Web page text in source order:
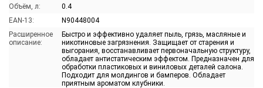
Объём, л:
0.4
EAN-13:
N90448004
Расширенное
описание:
Быстро и эффективно удаляет пыль, грязь, масляные и
никотиновые загрязнения. Защищает от старения и
выгорания, восстанавливает первоначальную структуру,
обладает антистатическим эффектом. Предназначен для
обработки пластиковых и виниловых деталей салона.
Подходит для молдингов и бамперов. Обладает
приятным ароматом клубники.